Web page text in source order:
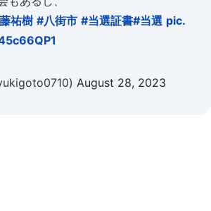
祐樹 #八街市 #当選証書#当選 pic.
August 28, 2023